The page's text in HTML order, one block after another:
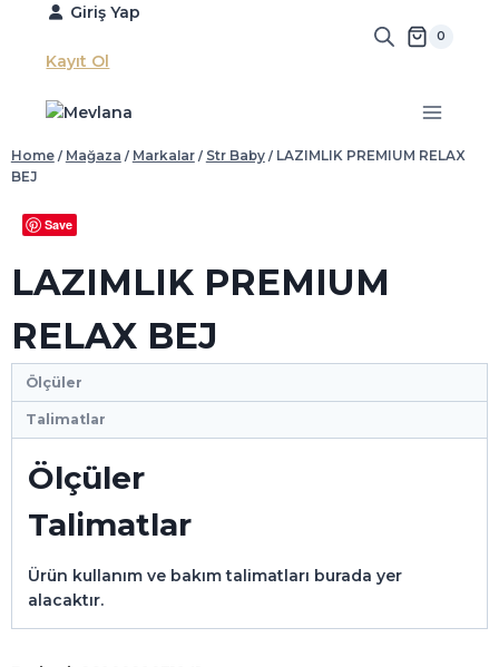
content
Giriş Yap
Kayıt Ol
0
Home / Mağaza / Markalar / Str Baby / LAZIMLIK PREMIUM RELAX
BEJ
Save
LAZIMLIK PREMIUM
RELAX BEJ
Ölçüler
Talimatlar
Ölçüler
Talimatlar
Ürün kullanım ve bakım talimatları burada yer
alacaktır.